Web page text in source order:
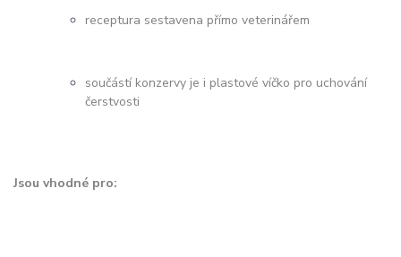
receptura sestavena přímo veterinářem
součástí konzervy je i plastové víčko pro uchování
čerstvosti
Jsou vhodné pro: